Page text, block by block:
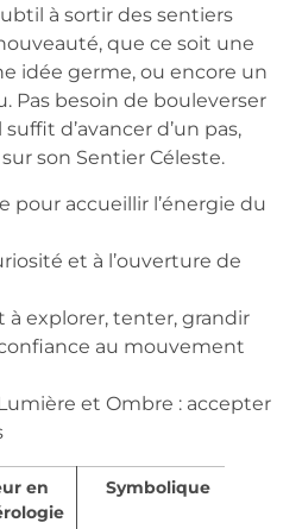
à sortir des sentiers
que ce soit une
idée germe, ou encore un
Pas besoin de bouleverser
d’avancer d’un pas,
son Sentier Céleste.
pour accueillir l’énergie du
et à l’ouverture de
à explorer, tenter, grandir
au mouvement
et Ombre : accepter
en
Symbolique